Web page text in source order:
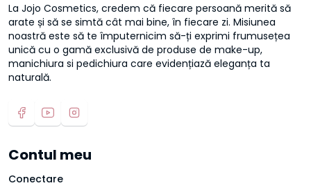
La Jojo Cosmetics, credem că fiecare persoană merită să
arate și să se simtă cât mai bine, în fiecare zi. Misiunea
noastră este să te împuternicim să-ți exprimi frumusețea
unică cu o gamă exclusivă de produse de make-up,
manichiura si pedichiura care evidențiază eleganța ta
naturală.
Contul meu
Conectare